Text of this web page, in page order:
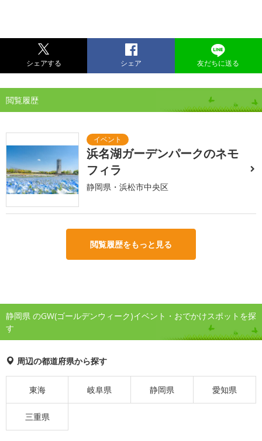
シェアする シェア 友だちに送る
閲覧履歴
浜名湖ガーデンパークのネモ
フィラ
静岡県・浜松市中央区
閲覧履歴をもっと見る
静岡県 のGW(ゴールデンウィーク)イベント・おでかけスポットを探
す
周辺の都道府県から探す
東海 岐阜県 静岡県 愛知県
三重県